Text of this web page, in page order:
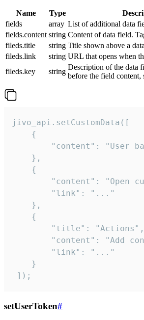
Name Type
fields
array List of additional data
fields.content string Content of data field.
fileds.title
string Title shown above a
fileds.link
string URL that opens when
fileds.key
string
Description of the data
before the field content,
jivo_api.setCustomData([
    {
"content": "User
    },
    {
"content": "Open
        "link": "..."
    },
    {
        "title": "Actions",
"content": "Add
        "link": "..."
    }
]);
setUserToken#